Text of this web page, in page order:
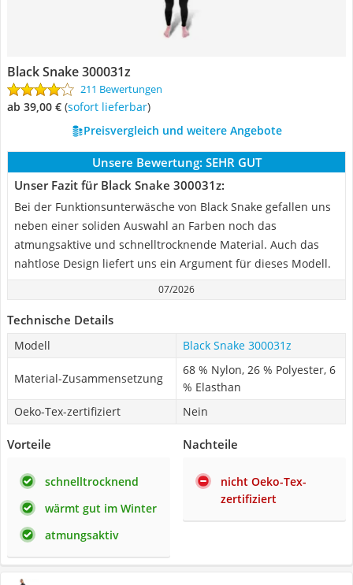
Black Snake 300031z
211 Bewertungen
ab 39,00 € ( Sofort lieferbar)
Preisvergleich und weitere Angebote
Unsere Bewertung: SEHR GUT
Unser Fazit für Black Snake 300031z:
Bei der Funktionsunterwäsche von Black Snake gefallen uns
neben einer soliden Auswahl an Farben noch das
atmungsaktive und schnelltrocknende Material. Auch das
nahtlose Design liefert uns ein Argument für dieses Modell.
07/2026
Technische Details
Modell Black Snake 300031z
Material-Zusammensetzung
68 % Nylon, 26 % Polyester, 6
% Elasthan
Oeko-Tex-zertifiziert
Nein
Vorteile
schnelltrocknend
wärmt gut im Winter
atmungsaktiv
Nachteile
nicht Oeko-Tex-
zertifiziert